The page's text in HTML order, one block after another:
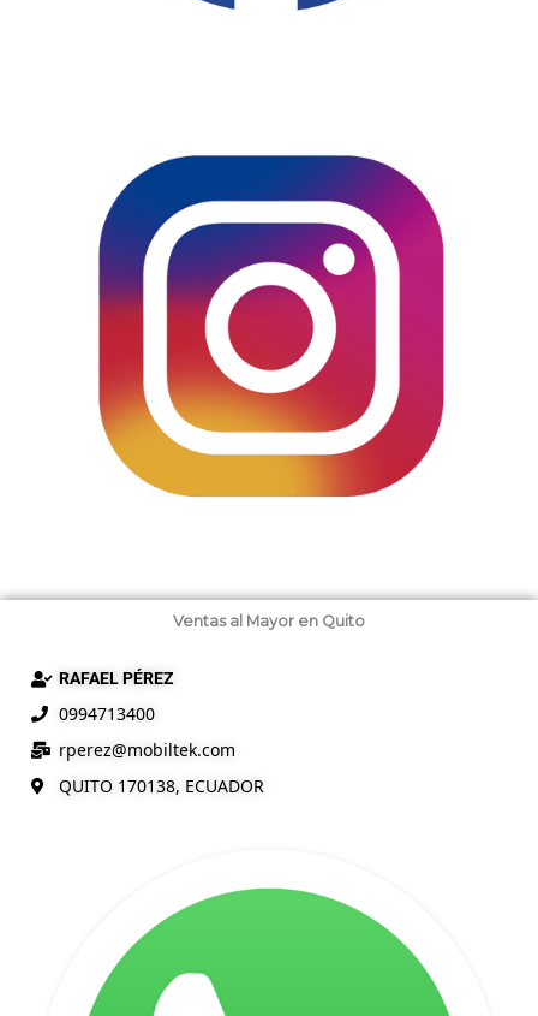
Ventas al Mayor en Quito
RAFAEL PÉREZ
0994713400
rperez@mobiltek.com
QUITO 170138, ECUADOR